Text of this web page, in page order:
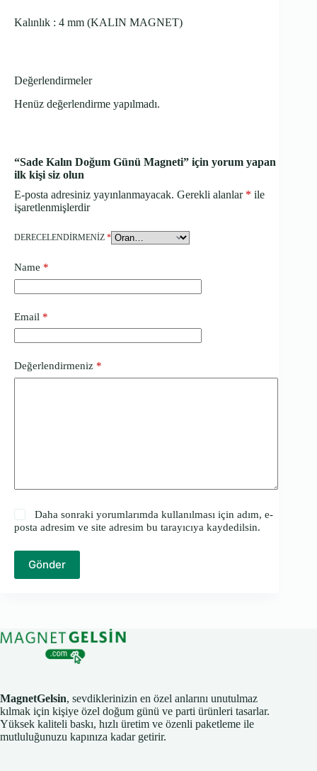
Kalınlık : 4 mm (KALIN MAGNET)
Değerlendirmeler
Henüz değerlendirme yapılmadı.
“Sade Kalın Doğum Günü Magneti” için yorum yapan
ilk kişi siz olun
E-posta adresiniz yayınlanmayacak. Gerekli alanlar * ile
işaretlenmişlerdir
DERECELENDIRMENIZ *
Name *
Email *
Değerlendirmeniz *
Daha sonraki yorumlarımda kullanılması için adım, e-
posta adresim ve site adresim bu tarayıcıya kaydedilsin.
Gönder
MagnetGelsin, sevdiklerinizin en özel anlarını unutulmaz
kılmak için kişiye özel doğum günü ve parti ürünleri tasarlar.
Yüksek kaliteli baskı, hızlı üretim ve özenli paketleme ile
mutluluğunuzu kapınıza kadar getirir.